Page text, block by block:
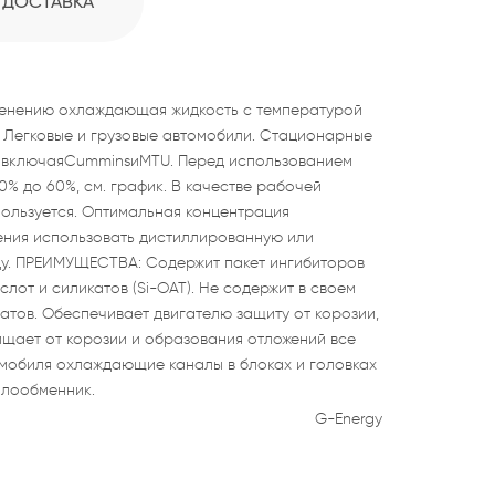
охлаждающая жидкость с температурой
и грузовые автомобили. Стационарные
Перед использованием
до 60%, см. график. В качестве рабочей
Оптимальная концентрация
использовать дистиллированную или
ПРЕИМУЩЕСТВА: Содержит пакет ингибиторов
и силикатов (Si-OAT). Не содержит в своем
Обеспечивает двигателю защиту от корозии,
от корозии и образования отложений все
охлаждающие каналы в блоках и головках
G-Energy